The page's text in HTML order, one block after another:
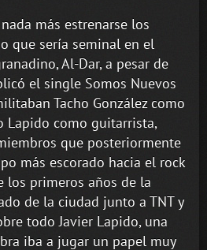
más estrenarse los
que sería seminal en el
Al-Dar, a pesar de
el single Somos Nuevos
Tacho González como
Lapido como guitarrista,
que posteriormente
más escorado hacia el rock
los primeros años de la
de la ciudad junto a TNT y
todo Javier Lapido, una
iba a jugar un papel muy